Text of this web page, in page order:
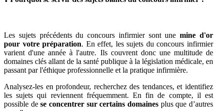
Les sujets précédents du concours infirmier sont unemine d'or
pour votre préparation. En effet, les sujets du concours infirmier
varient d'une année à l'autre. Ils couvrent donc une multitude de
domaines clés allant de la santé publique à la législation médicale, en
passant par l'éthique professionnelle et la pratique infirmière.
Analysez-les en profondeur, recherchez des tendances, et identifiez
les sujets qui reviennent fréquemment. En fin de compte, il est
possible dese concentrer sur certains domaines plus que d’autres